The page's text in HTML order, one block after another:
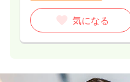
気になる